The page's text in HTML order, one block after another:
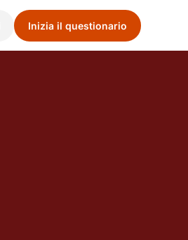
Inizia il questionario